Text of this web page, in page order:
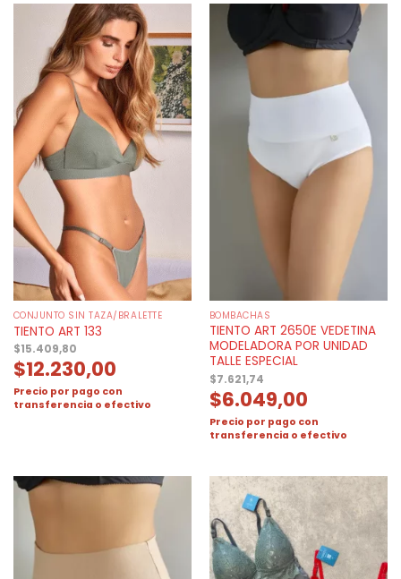
CONJUNTO SIN TAZA/BRALETTE
TIENTO ART 133
$15.409,80
$12.230,00
Precio por pago con
transferencia o efectivo
BOMBACHAS
TIENTO ART 2650E VEDETINA
MODELADORA POR UNIDAD
TALLE ESPECIAL
$7.621,74
$6.049,00
Precio por pago con
transferencia o efectivo